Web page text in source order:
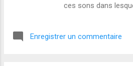
ces sons dans
multiphoniques
Enregistrer un commentaire